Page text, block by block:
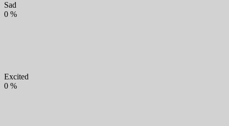
Sad
0 %
Excited
0 %